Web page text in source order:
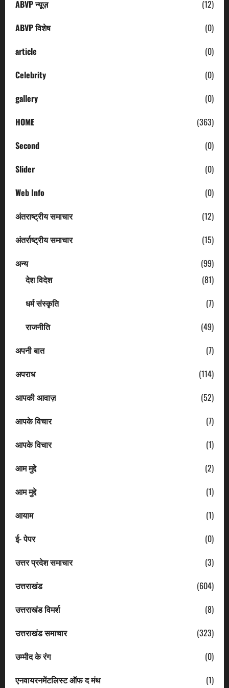
ABVP न्यूज़
(12)
ABVP विशेष
(0)
article
(0)
Celebrity
(0)
gallery
(0)
HOME
(363)
Second
(0)
Slider
(0)
Web Info
(0)
अंतराष्ट्रीय समाचार
(12)
अंतर्राष्ट्रीय समाचार
(15)
अन्य
(99)
देश विदेश
(81)
धर्म संस्कृति
(7)
राजनीति
(49)
अपनी बात
(7)
अपराध
(114)
आपकी आवाज़
(52)
आपके विचार
(7)
आपके विचार
(1)
आम मुद्दे
(2)
आम मुद्दे
(1)
आयाम
(1)
ई- पेपर
(0)
उत्तर प्रदेश समाचार
(3)
उत्तराखंड
(604)
उत्तराखंड विमर्श
(8)
उत्तराखंड समाचार
(323)
उम्मीद के रंग
(0)
एनवायरनमेंटलिस्ट ऑफ द मंथ
(1)